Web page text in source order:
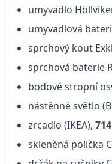
umyvadlo
umyvadlová
sprchový kout
sprchová baterie
bodové stropní
nástěnné světlo
zrcadlo (IKEA),
skleněná polička